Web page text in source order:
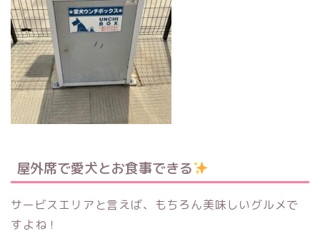
屋外席で愛犬とお食事できる
サービスエリアと言えば、もちろん美味しいグルメで
すよね！